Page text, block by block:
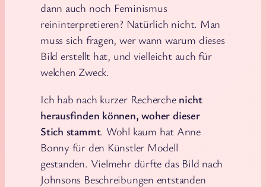
dann auch noch Feminismus
reininterpretieren? Natürlich nicht. Man
muss sich fragen, wer wann warum dieses
Bild erstellt hat, und vielleicht auch für
welchen Zweck.
Ich hab nach kurzer Recherchenicht
herausfinden können, woher dieser
Stich stammt. Wohl kaum hat Anne
Bonny für den Künstler Modell
gestanden. Vielmehr dürfte das Bild nach
Johnsons Beschreibungen entstanden